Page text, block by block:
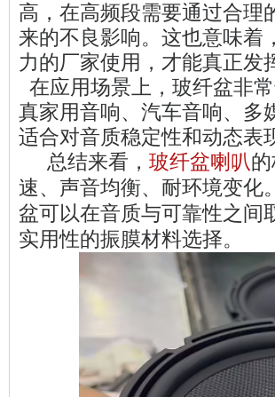
高，在高频段需要通过合理
来的不良影响。这也意味着
力的厂家使用，才能真正发
在应用场景上，玻纤盆非
真家用音响、汽车音响、多
适合对音质稳定性和动态表
总结来看， 玻纤盆喇叭
速、声音均衡、耐环境变化
盆可以在音质与可靠性之间
实用性的振膜材料选择。